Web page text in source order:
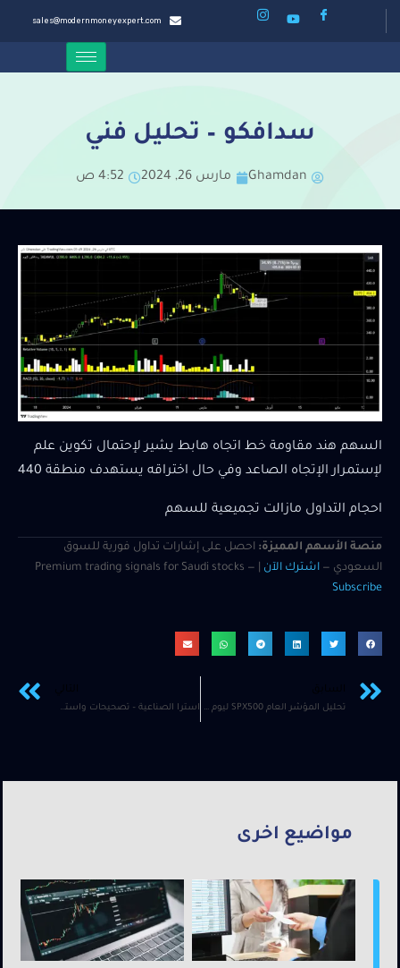
sales@modernmoneyexpert.com
سدافكو – تحليل فني
Ghamdan مارس 26, 2024 4:52 ص
مواضيع اخرى
السهم هند مقاومة خط اتجاه هابط يشير لإحتمال تكوين علم
لإستمرار الإتجاه الصاعد وفي حال اختراقه يستهدف منطقة 440
احجام التداول مازالت تجميعية للسهم
منصة الأسهم المميزة: احصل على إشارات تداول فورية للسوق
السعودي — اشترك الآن
Subscribe
تحليل المؤشر العام SPX500 ليوم 26 مارس قبل جلسة التداول استرا الصناعية – تصحيحات واستعدادات لإكمال الطريق